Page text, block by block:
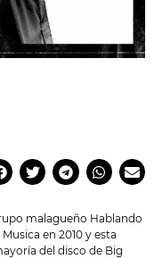
malagueño Hablando
en 2010 y esta
del disco de Big